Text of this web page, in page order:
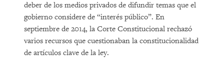
deber de los medios privados de difundir temas que el
gobierno considere de “interés público”. En
septiembre de 2014, la Corte Constitucional rechazó
varios recursos que cuestionaban la constitucionalidad
de artículos clave de la ley.